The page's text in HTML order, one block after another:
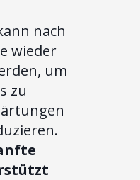
nach
wieder
um
zu